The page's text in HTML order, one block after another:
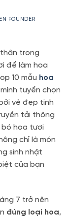
FOUNDER
trong
để làm hoa
10 mẫu hoa
tuyển chọn
vẻ đẹp tinh
tải thông
hoa tươi
chỉ là món
sinh nhật
của bạn
7 trở nên
đúng loại hoa,